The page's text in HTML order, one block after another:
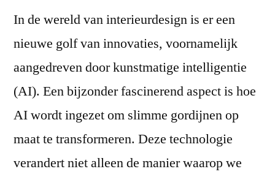
In de wereld van interieurdesign is er een
nieuwe golf van innovaties, voornamelijk
aangedreven door kunstmatige intelligentie
(AI). Een bijzonder fascinerend aspect is hoe
AI wordt ingezet om slimme gordijnen op
maat te transformeren. Deze technologie
verandert niet alleen de manier waarop we